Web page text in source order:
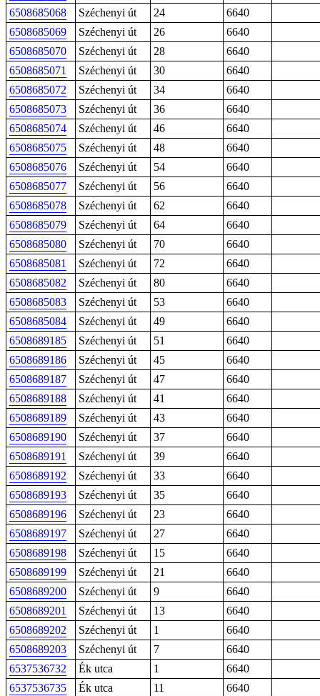
6508685068
Széchenyi út 24
6640
6508685069
Széchenyi út 26
6640
6508685070
Széchenyi út 28
6640
6508685071
Széchenyi út 30
6640
6508685072
Széchenyi út 34
6640
6508685073
Széchenyi út 36
6640
6508685074
Széchenyi út 46
6640
6508685075
Széchenyi út 48
6640
6508685076
Széchenyi út 54
6640
6508685077
Széchenyi út 56
6640
6508685078
Széchenyi út 62
6640
6508685079
Széchenyi út 64
6640
6508685080
Széchenyi út 70
6640
6508685081
Széchenyi út 72
6640
6508685082
Széchenyi út 80
6640
6508685083
Széchenyi út 53
6640
6508685084
Széchenyi út 49
6640
6508689185
Széchenyi út 51
6640
6508689186
Széchenyi út 45
6640
6508689187
Széchenyi út 47
6640
6508689188
Széchenyi út 41
6640
6508689189
Széchenyi út 43
6640
6508689190
Széchenyi út 37
6640
6508689191
Széchenyi út 39
6640
6508689192
Széchenyi út 33
6640
6508689193
Széchenyi út 35
6640
6508689196
Széchenyi út 23
6640
6508689197
Széchenyi út 27
6640
6508689198
Széchenyi út 15
6640
6508689199
Széchenyi út 21
6640
6508689200
Széchenyi út 9
6640
6508689201
Széchenyi út 13
6640
6508689202
Széchenyi út 1
6640
6508689203
Széchenyi út 7
6640
6537536732
Ék utca 1
6640
6537536735
Ék utca 11
6640